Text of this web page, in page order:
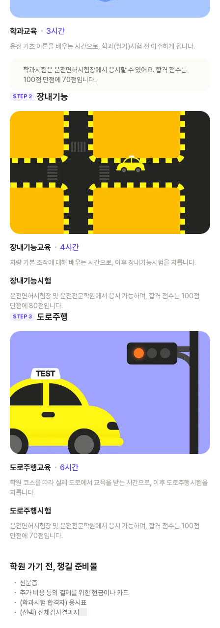
학과교육 ･ 3시간
운전 기초 이론을 배우는 시간으로, 학과(필기)시험 전 이수하게 됩니다.
학과시험은 운전면허시험장에서 응시할 수 있어요. 합격 점수는
100점 만점에 70점입니다.
STEP 2 장내기능
장내기능교육 ･ 4시간
차량 기본 조작에 대해 배우는 시간으로, 이후 장내기능시험을 치릅니다.
장내기능시험
운전면허시험장 및 운전전문학원에서 응시 가능하며, 합격 점수는 100점
만점에 80점입니다.
STEP 3 도로주행
도로주행교육 ･ 6시간
학원 코스를 따라 실제 도로에서 교육을 받는 시간으로, 이후 도로주행시험을
치릅니다.
도로주행시험
운전면허시험장 및 운전전문학원에서 응시 가능하며, 합격 점수는 100점
만점에 70점입니다.
학원 가기 전, 챙길 준비물
신분증
추가 비용 등의 결제를 위한 현금이나 카드
(학과시험 합격자) 응시표
(선택) 신체검사결과지